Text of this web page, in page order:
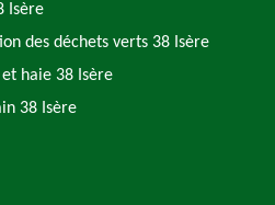
Isère
des déchets verts 38 Isère
haie 38 Isère
38 Isère